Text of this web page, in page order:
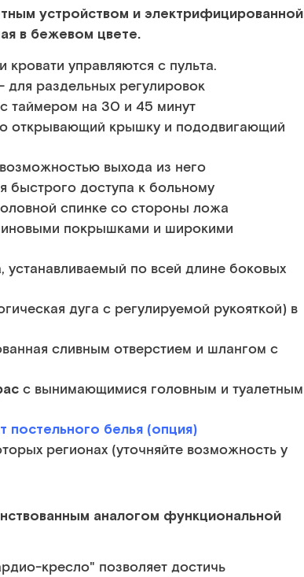
устройством и электрифицированной
в бежевом цвете.
кровати управляются с пульта.
для раздельных регулировок
с таймером на 30 и 45 минут
открывающий крышку и пододвигающий
выхода из него
быстрого доступа к больному
спинке со стороны ложа
покрышками и широкими
устанавливаемый по всей длине боковых
дуга с регулируемой рукояткой) в
сливным отверстием и шлангом с
с вынимающимися головным и туалетным
постельного белья (опция)
регионах (уточняйте возможность у
аналогом функциональной
кресло" позволяет достичь